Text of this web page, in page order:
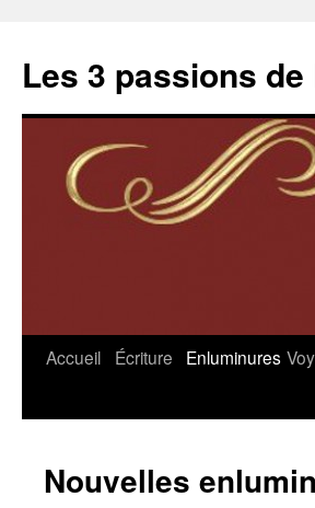
Les 3 passions
Aller
Accueil Écriture Enluminures
Nouvelles